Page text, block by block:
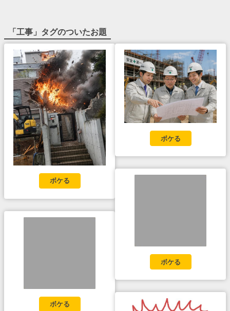
「工事 」タグのついたお題
ボケる
ボケる
ボケる
ボケる